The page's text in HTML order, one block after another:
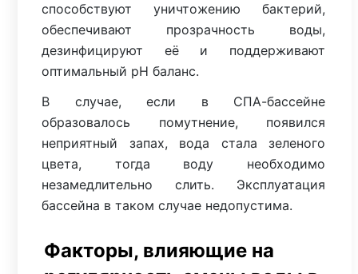
способствуют уничтожению бактерий,
обеспечивают прозрачность воды,
дезинфицируют её и поддерживают
оптимальный pH баланс.
В случае, если в СПА-бассейне
образовалось помутнение, появился
неприятный запах, вода стала зеленого
цвета, тогда воду необходимо
незамедлительно слить. Эксплуатация
бассейна в таком случае недопустима.
Факторы, влияющие на